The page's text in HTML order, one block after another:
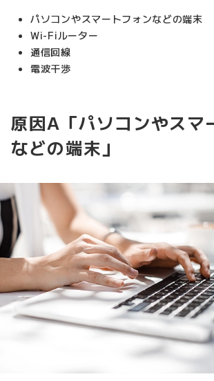
パソコンやスマートフォンなどの端末
Wi-Fiルーター
通信回線
電波干渉
原因A「パソコンやスマ
などの端末」